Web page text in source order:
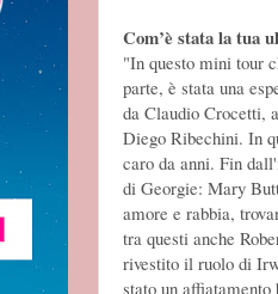
Com’è stata la tua
"In questo mini tour
parte, è stata una
da Claudio Crocetti,
Diego Ribechini. In
caro da anni. Fin
di Georgie: Mary
amore e rabbia,
tra questi anche
rivestito il ruolo di
stato un